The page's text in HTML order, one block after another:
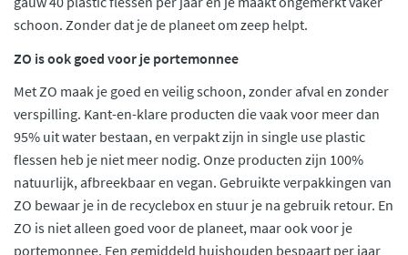
schoon. Zonder dat je de planeet om zeep helpt.
ZO is ook goed voor je portemonnee
Met ZO maak je goed en veilig schoon, zonder afval en zonder
verspilling. Kant-en-klare producten die vaak voor meer dan
95% uit water bestaan, en verpakt zijn in single use plastic
flessen heb je niet meer nodig. Onze producten zijn 100%
natuurlijk, afbreekbaar en vegan. Gebruikte verpakkingen van
ZO bewaar je in de recyclebox en stuur je na gebruik retour. En
ZO is niet alleen goed voor de planeet, maar ook voor je
portemonnee. Een gemiddeld huishouden bespaart per jaar